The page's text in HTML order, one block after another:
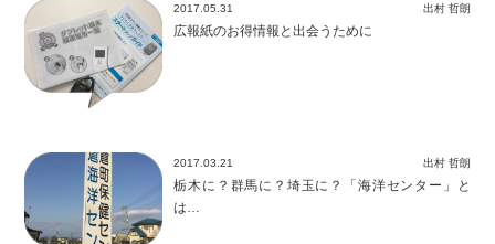
2017.05.31
広報紙のお得情報と出会うために
出村 哲朗
2017.03.21
栃木に？群馬に？埼玉に？「海洋センター」と
は…
出村 哲朗